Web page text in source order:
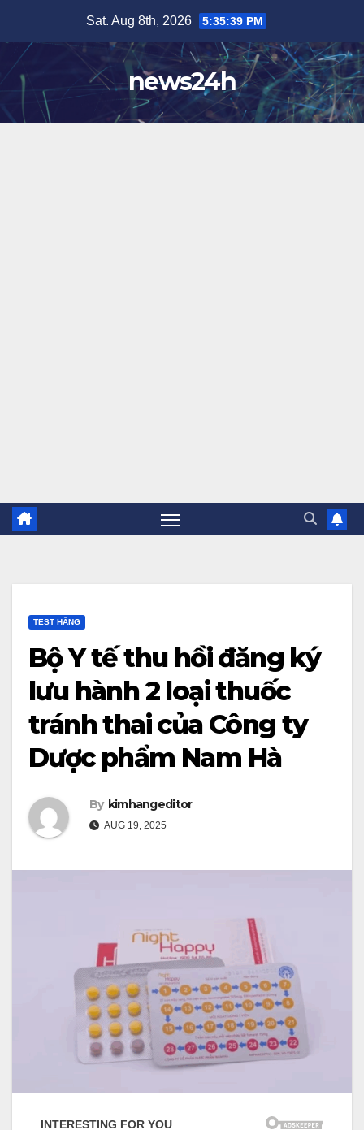
content
Sat. Aug 8th, 2026 5:35:42 PM
news24h
TEST HẰNG
Bộ Y tế thu hồi đăng ký
lưu hành 2 loại thuốc
tránh thai của Công ty
Dược phẩm Nam Hà
By kimhangeditor
AUG 19, 2025